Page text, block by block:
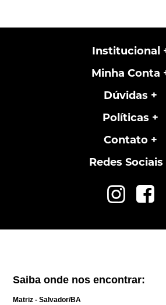
Institucional
Minha Conta
Dúvidas
Políticas
Contato
Redes Sociais
Saiba onde nos encontrar:
Matriz - Salvador/BA